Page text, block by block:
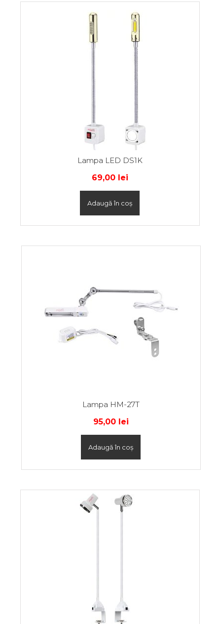
Lampa LED DS1K
69,00 lei
Adaugă în coș
Lampa HM-27T
95,00 lei
Adaugă în coș